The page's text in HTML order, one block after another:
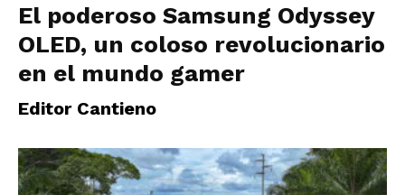
El poderoso Samsung Odyssey
OLED, un coloso revolucionario
en el mundo gamer
Editor Cantieno